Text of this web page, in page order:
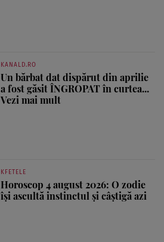
KANALD.RO
Un bărbat dat dispărut din aprilie
a fost găsit ÎNGROPAT în curtea...
Vezi mai mult
KFETELE
Horoscop 4 august 2026: O zodie
își ascultă instinctul și câștigă azi